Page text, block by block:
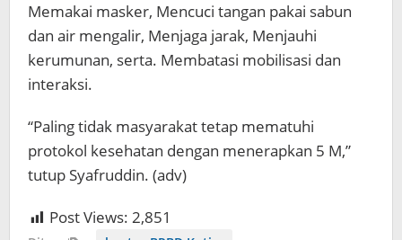
Memakai masker, Mencuci tangan pakai sabun
dan air mengalir, Menjaga jarak, Menjauhi
kerumunan, serta. Membatasi mobilisasi dan
interaksi.
“Paling tidak masyarakat tetap mematuhi
protokol kesehatan dengan menerapkan 5 M,”
tutup Syafruddin. (adv)
Post Views: 2,851